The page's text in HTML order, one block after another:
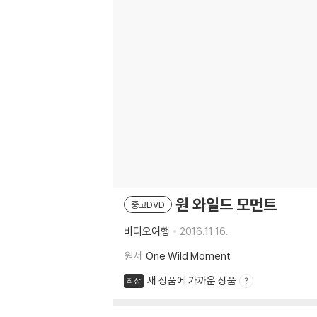
중고DVD 원 와일드 모먼트
비디오여행
2016.11.16.
원서 One Wild Moment
최상 새 상품에 가까운 상품